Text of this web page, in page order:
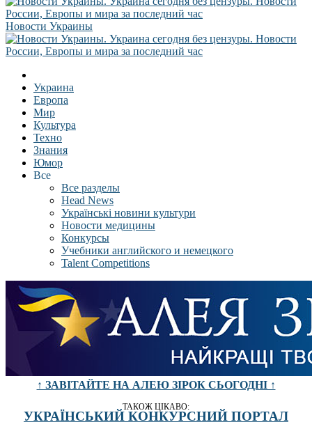
Новости Украины
Украина
Европа
Мир
Культура
Техно
Знания
Юмор
Все
Все разделы
Head News
Українські новини культури
Новости медицины
Конкурсы
Учебники английского и немецкого
Talent Competitions
↑ ЗАВІТАЙТЕ НА АЛЕЮ ЗІРОК СЬОГОДНІ ↑
ТАКОЖ ЦІКАВО:
УКРАЇНСЬКИЙ КОНКУРСНИЙ ПОРТАЛ